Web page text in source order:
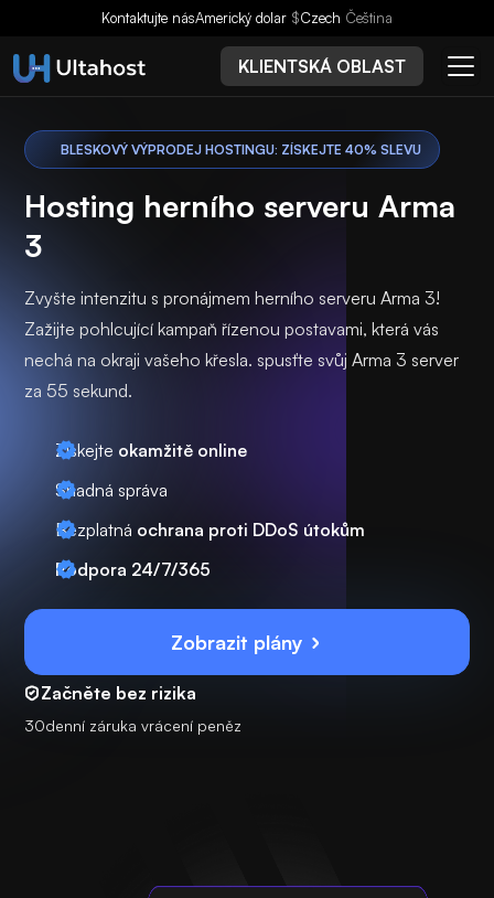
Kontaktujte násAmerický dolar $Czech Čeština
KLIENTSKÁ OBLAST
BLESKOVÝ VÝPRODEJ HOSTINGU: ZÍSKEJTE 40% SLEVU
Hosting herního serveru Arma
3
Zvyšte intenzitu s pronájmem herního serveru Arma 3!
Zažijte pohlcující kampaň řízenou postavami, která vás
nechá na okraji vašeho křesla. spusťte svůj Arma 3 server
za 55 sekund.
Získejte okamžitě online
Snadná správa
Bezplatná ochrana proti DDoS útokům
Podpora 24/7/365
Zobrazit plány
Začněte bez rizika
30denní záruka vrácení peněz